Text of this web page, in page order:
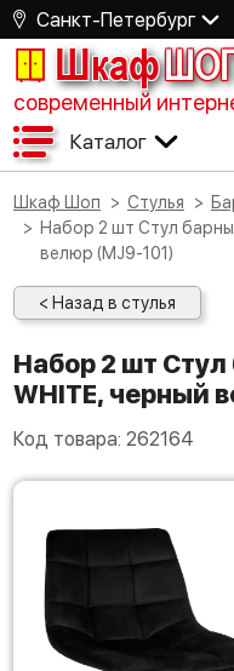
Санкт-Петербург
Шкаф
современный
Каталог
Шкаф Шоп Стулья
Набор 2 шт Стул барный DOBRIN TAILOR WHITE, черный
велюр (MJ9-101)
< Назад в стулья
Набор 2 шт Стул барный DOBRIN TAILOR
WHITE, черный
Код товара: 262164